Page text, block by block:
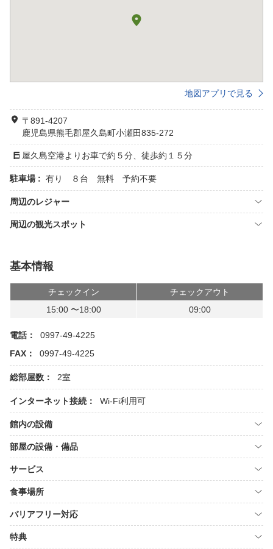
地図アプリで見る
〒891-4207
鹿児島県熊毛郡屋久島町小瀬田835-272
屋久島空港よりお車で約５分、徒歩約１５分
駐車場 : 有り ８台 無料 予約不要
周辺のレジャー
周辺の観光スポット
基本情報
チェックイン
チェックアウト
15:00 〜18:00
09:00
電話：
0997-49-4225
FAX：
0997-49-4225
総部屋数： 2室
インターネット接続： Wi-Fi利用可
館内の設備
部屋の設備・備品
サービス
食事場所
バリアフリー対応
特典